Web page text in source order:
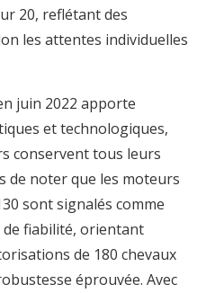
20, reflétant des
les attentes individuelles
juin 2022 apporte
et technologiques,
conservent tous leurs
de noter que les moteurs
sont signalés comme
fiabilité, orientant
de 180 chevaux
éprouvée. Avec